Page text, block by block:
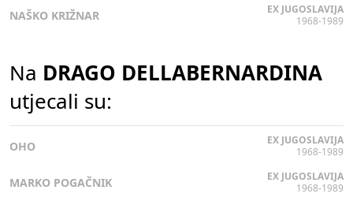
NAŠKO KRIŽNAR
EX JUGOSLAVIJA
1968-1989
Na DRAGO DELLABERNARDINA
utjecali su:
OHO
EX JUGOSLAVIJA
1968-1989
MARKO POGAČNIK
EX JUGOSLAVIJA
1968-1989